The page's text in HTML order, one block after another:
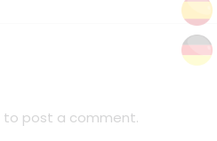
to post a comment.